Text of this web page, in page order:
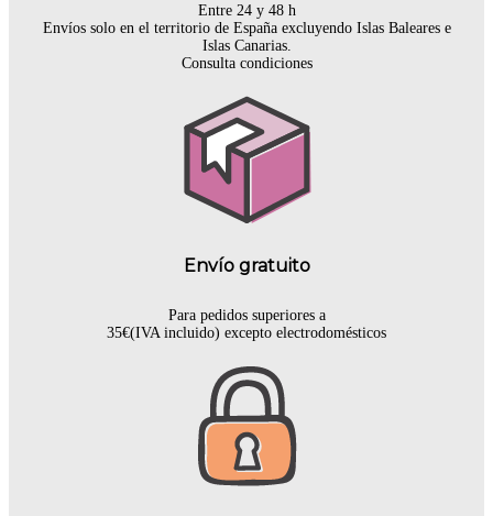
Entre 24 y 48 h
Envíos solo en el territorio de España excluyendo Islas Baleares e
Islas Canarias.
Consulta condiciones
Envío gratuito
Para pedidos superiores a
35€(IVA incluido) excepto electrodomésticos